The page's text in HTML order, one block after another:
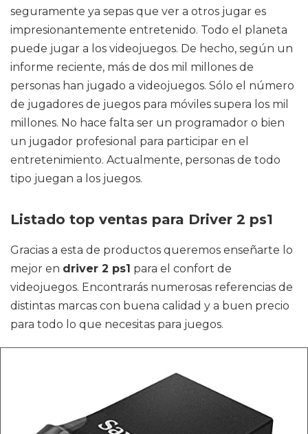
seguramente ya sepas que ver a otros jugar es
impresionantemente entretenido. Todo el planeta
puede jugar a los videojuegos. De hecho, según un
informe reciente, más de dos mil millones de
personas han jugado a videojuegos. Sólo el número
de jugadores de juegos para móviles supera los mil
millones. No hace falta ser un programador o bien
un jugador profesional para participar en el
entretenimiento. Actualmente, personas de todo
tipo juegan a los juegos.
Listado top ventas para Driver 2 ps1
Gracias a esta de productos queremos enseñarte lo
mejor en driver 2 ps1 para el confort de
videojuegos. Encontrarás numerosas referencias de
distintas marcas con buena calidad y a buen precio
para todo lo que necesitas para juegos.